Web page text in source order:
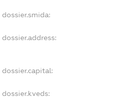
dossier.smida:
dossier.address:
dossier.capital:
dossier.kveds: